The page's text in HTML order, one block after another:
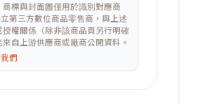
標與封面圖僅用於識別對應商
第三方數位商品零售商，與上述
權關係（除非該商品頁另行明確
自上游供應商或廠商公開資料。
們